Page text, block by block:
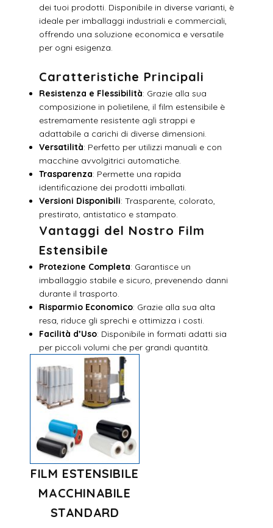
dei tuoi prodotti. Disponibile in diverse varianti, è
ideale per imballaggi industriali e commerciali,
offrendo una soluzione economica e versatile
per ogni esigenza.
Caratteristiche Principali
Resistenza e Flessibilità: Grazie alla sua
composizione in polietilene, il film estensibile è
estremamente resistente agli strappi e
adattabile a carichi di diverse dimensioni.
Versatilità: Perfetto per utilizzi manuali e con
macchine avvolgitrici automatiche.
Trasparenza: Permette una rapida
identificazione dei prodotti imballati.
Versioni Disponibili: Trasparente, colorato,
prestirato, antistatico e stampato.
Vantaggi del Nostro Film
Estensibile
Protezione Completa: Garantisce un
imballaggio stabile e sicuro, prevenendo danni
durante il trasporto.
Risparmio Economico: Grazie alla sua alta
resa, riduce gli sprechi e ottimizza i costi.
Facilità d’Uso: Disponibile in formati adatti sia
per piccoli volumi che per grandi quantità.
FILM ESTENSIBILE
MACCHINABILE
STANDARD